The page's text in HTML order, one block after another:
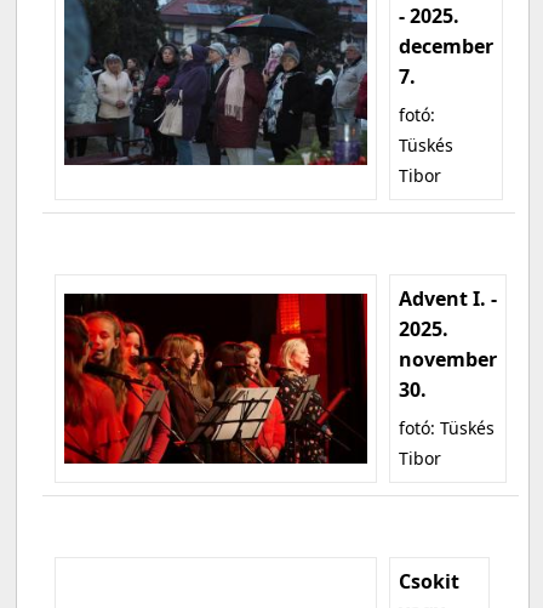
- 2025.
december
7.
fotó:
Tüskés
Tibor
Advent I. -
2025.
november
30.
fotó: Tüskés
Tibor
Csokit